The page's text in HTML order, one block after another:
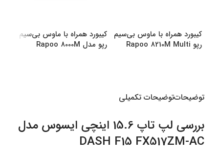
کیبورد همراه با ماوس بی‌سیم
رپو Rapoo 8210M Multi
کیبورد همراه با ماوس بی‌سیم
رپو مدل Rapoo 8000M
توضیحاتتوضیحات تکمیلی
بررسی لپ تاپ 15.6 اینچی ایسوس مدل
DASH F15 FX517ZM-AC